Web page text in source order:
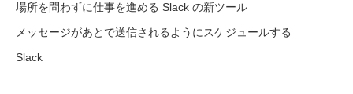
場所を問わずに仕事を進める Slack の新ツール
メッセージがあとで送信されるようにスケジュールする
Slack